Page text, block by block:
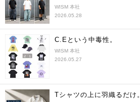
WISM 本社
2026.05.28
C.Eという中毒性。
WISM 本社
2026.05.27
Tシャツの上に羽織るだけ